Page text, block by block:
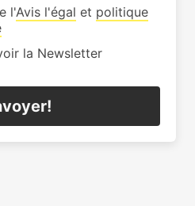
l'Avis l'égal et politique
la Newsletter